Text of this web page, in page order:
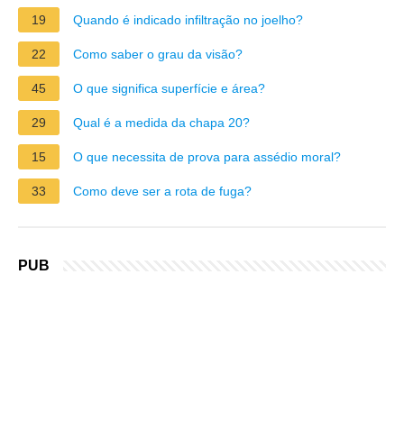
19 Quando é indicado infiltração no joelho?
22 Como saber o grau da visão?
45 O que significa superfície e área?
29 Qual é a medida da chapa 20?
15 O que necessita de prova para assédio moral?
33 Como deve ser a rota de fuga?
PUB